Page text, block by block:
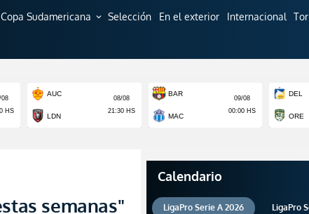
Copa Sudamericana expand_more Selección En el exterior Internacional
semanas"
Calendario
LigaPro Serie A 2026 LigaPro